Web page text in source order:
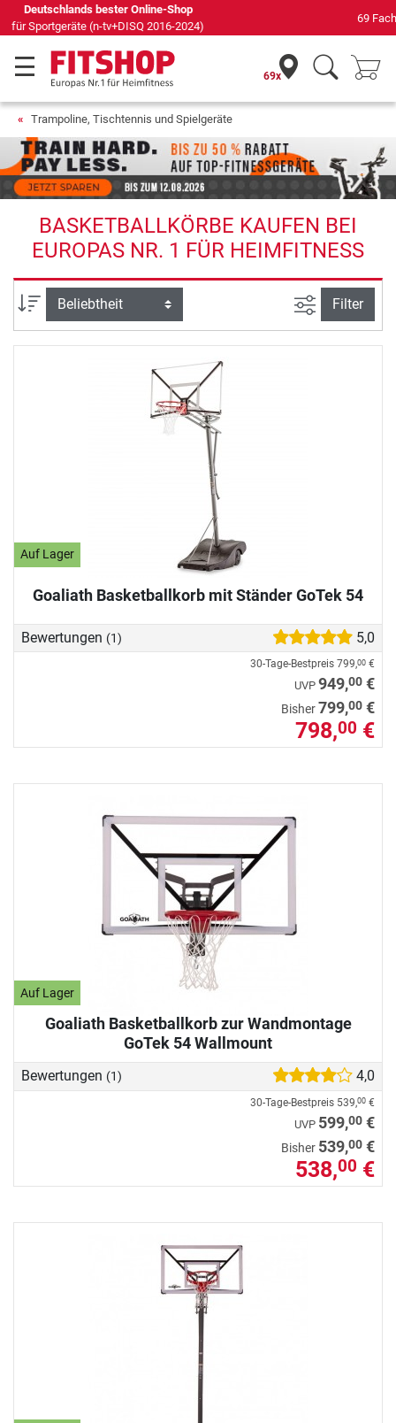
69 Fachmärkte vor Ort mit 75 eigenen Servicetechnikern
69x
Trampoline, Tischtennis und Spielgeräte
BASKETBALLKÖRBE KAUFEN BEI
EUROPAS NR. 1 FÜR HEIMFITNESS
Sortierung Ansicht
Filter
Auf Lager
Goaliath Basketballkorb mit Ständer GoTek 54
Bewertungen (1) 5,0
30-Tage-Bestpreis 799,00 €
UVP 949,00 €
Bisher799,00 €
798,00 €
Auf Lager
Goaliath Basketballkorb zur Wandmontage
GoTek 54 Wallmount
Bewertungen (1) 4,0
30-Tage-Bestpreis 539,00 €
UVP 599,00 €
Bisher 539,00 €
538,00 €